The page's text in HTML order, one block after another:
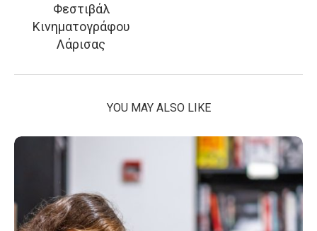
Φεστιβάλ
Κινηματογράφου
Λάρισας
YOU MAY ALSO LIKE